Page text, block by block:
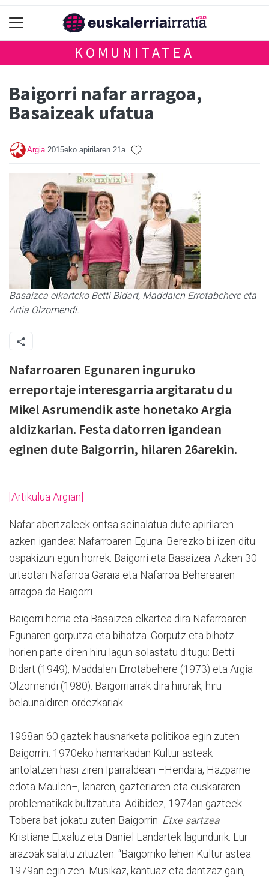
KOMUNITATEA
Baigorri nafar arragoa,
Basaizeak ufatua
Argia 2015eko apirilaren 21a
Basaizea elkarteko Betti Bidart, Maddalen Errotabehere eta
Artia Olzomendi.
Nafarroaren Egunaren inguruko
erreportaje interesgarria argitaratu du
Mikel Asrumendik aste honetako Argia
aldizkarian. Festa datorren igandean
eginen dute Baigorrin, hilaren 26arekin.
[Artikulua Argian]
Nafar abertzaleek ontsa seinalatua dute apirilaren
azken igandea: Nafarroaren Eguna. Berezko bi izen ditu
ospakizun egun horrek: Baigorri eta Basaizea. Azken 30
urteotan Nafarroa Garaia eta Nafarroa Beherearen
arragoa da Baigorri.
Baigorri herria eta Basaizea elkartea dira Nafarroaren
Egunaren gorputza eta bihotza. Gorputz eta bihotz
horien parte diren hiru lagun solastatu ditugu: Betti
Bidart (1949), Maddalen Errotabehere (1973) eta Argia
Olzomendi (1980). Baigorriarrak dira hirurak, hiru
belaunaldiren ordezkariak.
1968an 60 gaztek hausnarketa politikoa egin zuten
Baigorrin. 1970eko hamarkadan Kultur asteak
antolatzen hasi ziren Iparraldean –Hendaia, Hazparne
edota Maulen–, lanaren, gazteriaren eta euskararen
problematikak bultzatuta. Adibidez, 1974an gazteek
Tobera bat jokatu zuten Baigorrin: Etxe sartzea.
Kristiane Etxaluz eta Daniel Landartek lagundurik. Lur
arazoak salatu zituzten: “Baigorriko lehen Kultur astea
1979an egin zen. Musikaz, kantuaz eta dantzaz gain,